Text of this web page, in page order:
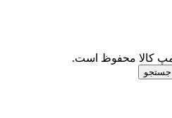
کالا محفوظ است.
جستجو